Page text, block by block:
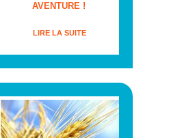
AVENTURE !
LIRE LA SUITE